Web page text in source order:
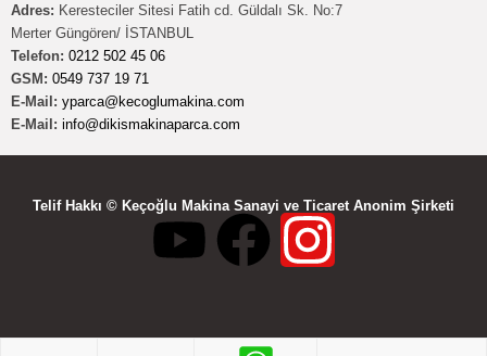
Adres: Keresteciler Sitesi Fatih cd. Güldalı Sk. No:7
Merter Güngören/ İSTANBUL
Telefon: 0212 502 45 06
GSM: 0549 737 19 71
E-Mail: yparca@kecoglumakina.com
E-Mail: info@dikismakinaparca.com
Telif Hakkı © Keçoğlu Makina Sanayi ve Ticaret Anonim Şirketi